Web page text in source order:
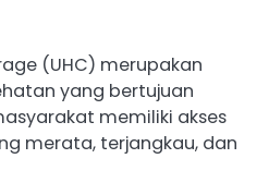
(UHC) merupakan
yang bertujuan
memiliki akses
merata, terjangkau, dan